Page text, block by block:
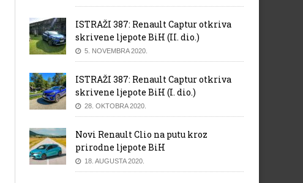
ISTRAŽI 387: Renault Captur otkriva
skrivene ljepote BiH (II. dio.)
5. NOVEMBRA 2020.
ISTRAŽI 387: Renault Captur otkriva
skrivene ljepote BiH (I. dio.)
28. OKTOBRA 2020.
Novi Renault Clio na putu kroz
prirodne ljepote BiH
18. AUGUSTA 2020.